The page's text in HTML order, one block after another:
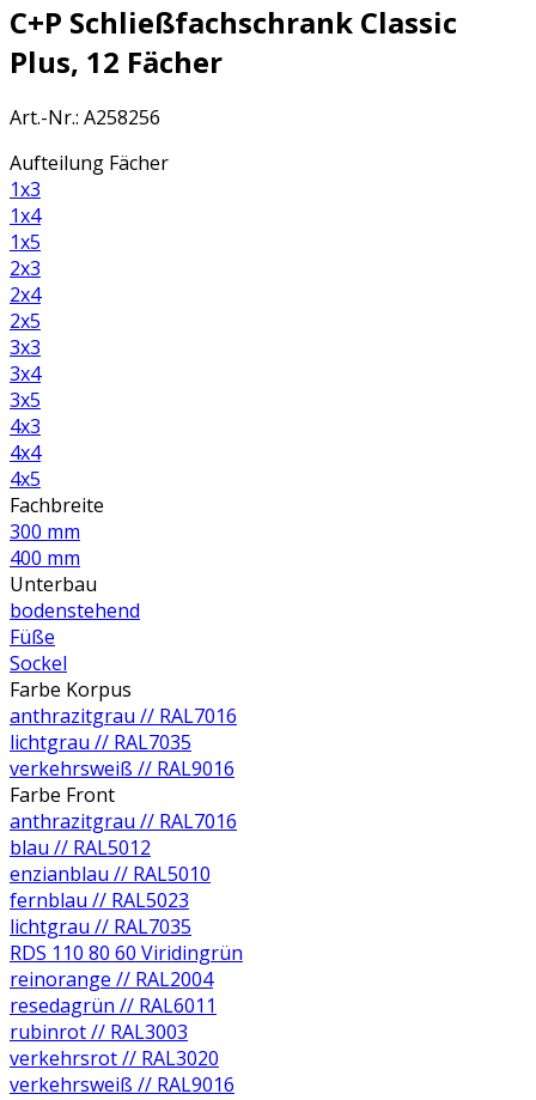
C+P Schließfachschrank Classic
Plus, 12 Fächer
Art.-Nr.: A258256
Aufteilung Fächer
1x3
1x4
1x5
2x3
2x4
2x5
3x3
3x4
3x5
4x3
4x4
4x5
Fachbreite
300 mm
400 mm
Unterbau
bodenstehend
Füße
Sockel
Farbe Korpus
anthrazitgrau // RAL7016
lichtgrau // RAL7035
verkehrsweiß // RAL9016
Farbe Front
anthrazitgrau // RAL7016
blau // RAL5012
enzianblau // RAL5010
fernblau // RAL5023
lichtgrau // RAL7035
RDS 110 80 60 Viridingrün
reinorange // RAL2004
resedagrün // RAL6011
rubinrot // RAL3003
verkehrsrot // RAL3020
verkehrsweiß // RAL9016